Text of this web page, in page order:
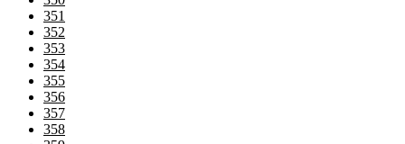
351
352
353
354
355
356
357
358